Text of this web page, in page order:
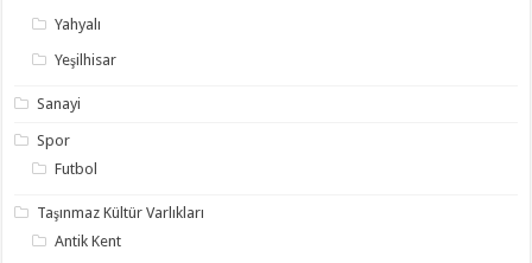
Yahyalı
Yeşilhisar
Sanayi
Spor
Futbol
Taşınmaz Kültür Varlıkları
Antik Kent